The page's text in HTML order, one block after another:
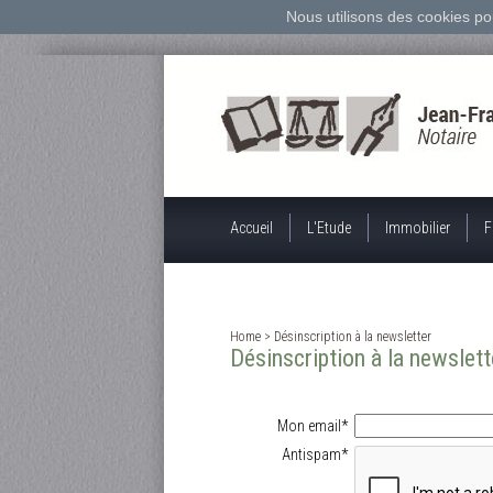
Accueil L'Etude Immobilier
Home > Désinscription à la newsletter
Désinscription à la
Mon email*
Antispam*
Nous utilisons des cookies